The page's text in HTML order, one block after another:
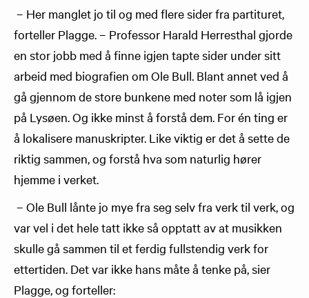
– Her manglet jo til og med flere sider fra partituret,
forteller Plagge. – Professor Harald Herresthal gjorde
en stor jobb med å finne igjen tapte sider under sitt
arbeid med biografien om Ole Bull. Blant annet ved å
gå gjennom de store bunkene med noter som lå igjen
på Lysøen. Og ikke minst å forstå dem. For én ting er
å lokalisere manuskripter. Like viktig er det å sette de
riktig sammen, og forstå hva som naturlig hører
hjemme i verket.
– Ole Bull lånte jo mye fra seg selv fra verk til verk, og
var vel i det hele tatt ikke så opptatt av at musikken
skulle gå sammen til et ferdig fullstendig verk for
ettertiden. Det var ikke hans måte å tenke på, sier
Plagge, og forteller: